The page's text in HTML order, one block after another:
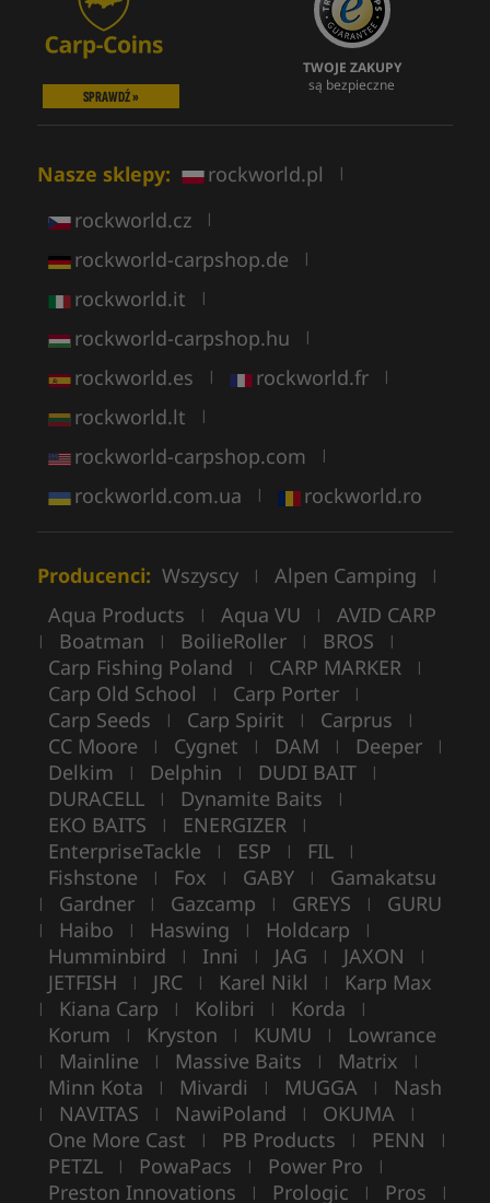
SPRAWDŹ »
TWOJE ZAKUPY
są bezpieczne
Nasze sklepy: rockworld.pl |
rockworld.cz |
rockworld-carpshop.de |
rockworld.it |
rockworld-carpshop.hu |
rockworld.es | rockworld.fr |
rockworld.lt |
rockworld-carpshop.com |
rockworld.com.ua | rockworld.ro
Producenci: Wszyscy | Alpen Camping |
Aqua Products | Aqua VU | AVID CARP
| Boatman | BoilieRoller | BROS |
Carp Fishing Poland | CARP MARKER |
Carp Old School | Carp Porter |
Carp Seeds | Carp Spirit | Carprus |
CC Moore | Cygnet | DAM | Deeper |
Delkim | Delphin | DUDI BAIT |
DURACELL | Dynamite Baits |
EKO BAITS | ENERGIZER |
EnterpriseTackle | ESP | FIL |
Fishstone | Fox | GABY | Gamakatsu
| Gardner | Gazcamp | GREYS | GURU
| Haibo | Haswing | Holdcarp |
Humminbird | Inni | JAG | JAXON |
JETFISH | JRC | Karel Nikl | Karp Max
| Kiana Carp | Kolibri | Korda |
Korum | Kryston | KUMU | Lowrance
| Mainline | Massive Baits | Matrix |
Minn Kota | Mivardi | MUGGA | Nash
| NAVITAS | NawiPoland | OKUMA |
One More Cast | PB Products | PENN |
PETZL | PowaPacs | Power Pro |
Preston Innovations | Prologic | Pros |